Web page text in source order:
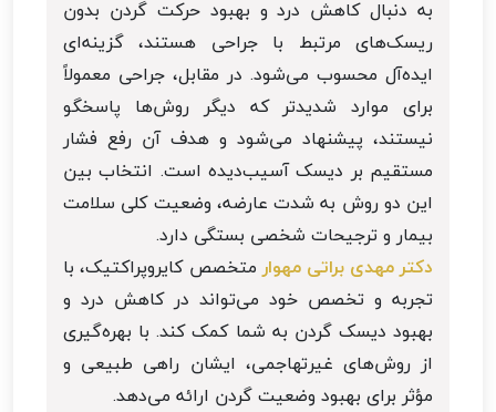
به دنبال کاهش درد و بهبود حرکت گردن بدون
ریسک‌های مرتبط با جراحی هستند، گزینه‌ای
ایده‌آل محسوب می‌شود. در مقابل، جراحی معمولاً
برای موارد شدیدتر که دیگر روش‌ها پاسخگو
نیستند، پیشنهاد می‌شود و هدف آن رفع فشار
مستقیم بر دیسک آسیب‌دیده است. انتخاب بین
این دو روش به شدت عارضه، وضعیت کلی سلامت
بیمار و ترجیحات شخصی بستگی دارد.
دکتر مهدی براتی مهوار متخصص کایروپراکتیک، با
تجربه و تخصص خود می‌تواند در کاهش درد و
بهبود دیسک گردن به شما کمک کند. با بهره‌گیری
از روش‌های غیرتهاجمی، ایشان راهی طبیعی و
مؤثر برای بهبود وضعیت گردن ارائه می‌دهد.